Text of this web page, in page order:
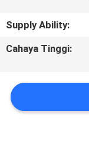
HUBUNGI
KAMI
Supply Ability:
Cahaya Tinggi: